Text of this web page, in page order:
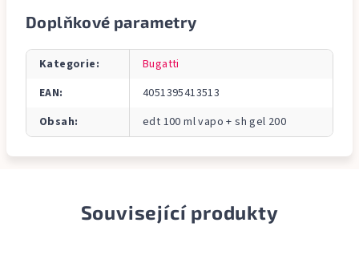
Doplňkové parametry
Kategorie:
Bugatti
EAN:
4051395413513
Obsah: edt 100 ml vapo + sh gel 200
Související produkty